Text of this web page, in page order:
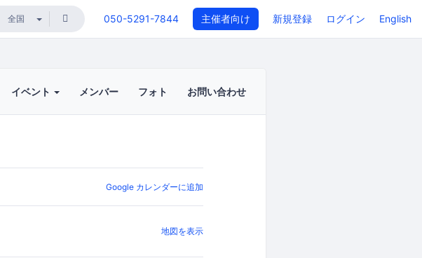
050-5291-7844 主催者向け 新規登録 ログイン English
イベント メンバー フォト お問い合わせ
Google カレンダーに追加
地図を表示